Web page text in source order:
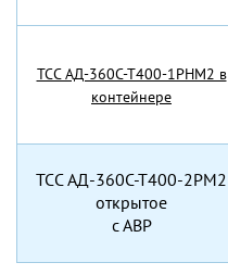
TCC АД-360С-Т400-1РНМ2 в
контейнере
TCC АД-360С-Т400-2РМ2
открытое
с АВР